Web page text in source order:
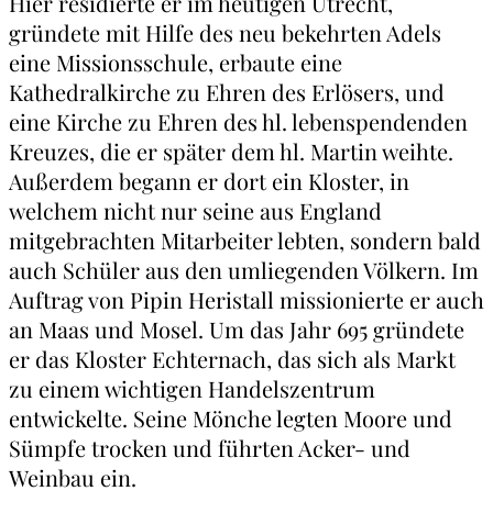
gründete mit Hilfe des neu bekehrten Adels
eine Missionsschule, erbaute eine
Kathedralkirche zu Ehren des Erlösers, und
eine Kirche zu Ehren des hl. lebenspendenden
Kreuzes, die er später dem hl. Martin weihte.
Außerdem begann er dort ein Kloster, in
welchem nicht nur seine aus England
mitgebrachten Mitarbeiter lebten, sondern bald
auch Schüler aus den umliegenden Völkern. Im
Auftrag von Pipin Heristall missionierte er auch
an Maas und Mosel. Um das Jahr 695 gründete
er das Kloster Echternach, das sich als Markt
zu einem wichtigen Handelszentrum
entwickelte. Seine Mönche legten Moore und
Sümpfe trocken und führten Acker- und
Weinbau ein.